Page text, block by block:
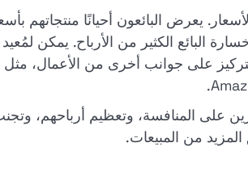
يعرض البائعون أحيانًا منتجاتهم
البائع الكثير من الأرباح. يمكن
التركيز على جوانب أخرى من الأعمال،
على المنافسة، وتعظيم أرباحهم،
من المبيعات.